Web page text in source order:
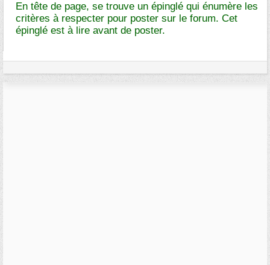
En tête de page, se trouve un épinglé qui énumère les
critères à respecter pour poster sur le forum. Cet
épinglé est à lire avant de poster.